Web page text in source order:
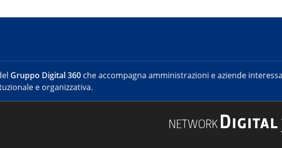
Gruppo Digital 360 che accompagna amministrazioni e aziende
e organizzativa.